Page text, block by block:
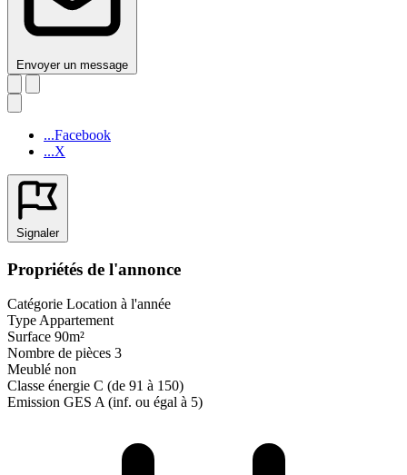
Envoyer un message
...Facebook
...X
Signaler
Propriétés de l'annonce
Catégorie Location à l'année
TypeAppartement
Surface 90m²
Nombre de pièces 3
Meublé non
Classe énergie C (de 91 à 150)
Emission GES A (inf. ou égal à 5)